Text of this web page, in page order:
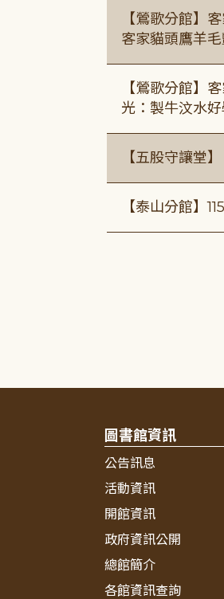
【鶯歌分館】
客家貓頭鷹羊
【鶯歌分館】
光：製牛汶水
【五股守讓堂
【泰山分館】
圖書館資訊
公告訊息
活動資訊
開館資訊
政府資訊公開
總館簡介
各館資訊查詢